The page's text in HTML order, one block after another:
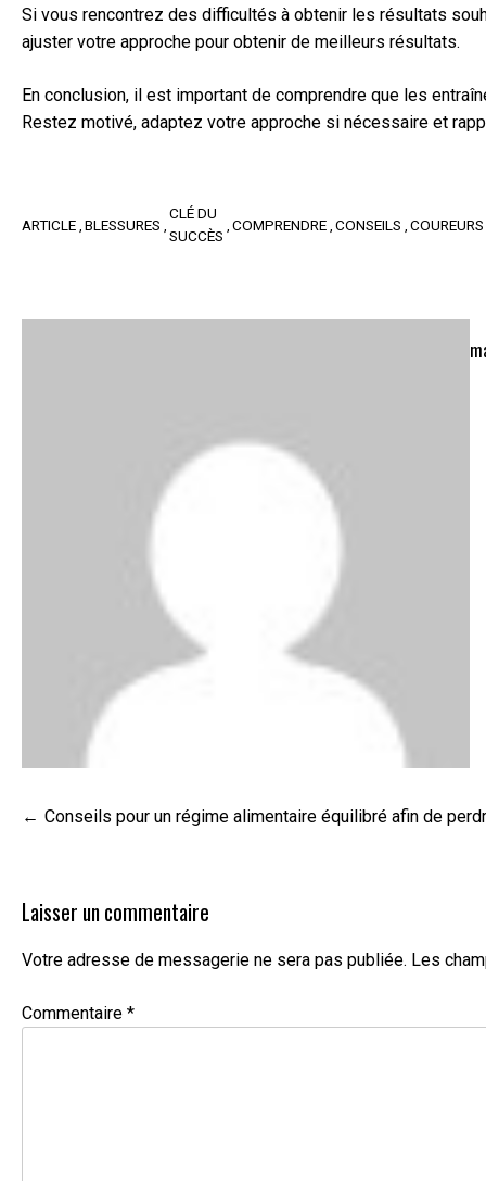
Si vous rencontrez des difficultés à obtenir les résultats
ajuster votre approche pour obtenir de meilleurs résultats.
En conclusion, il est important de comprendre que les
Restez motivé, adaptez votre approche si nécessaire et
ARTICLE BLESSURES
CLÉ DU
SUCCÈS
COMPRENDRE CONSEILS COUREURS
Navigation
Conseils pour un régime alimentaire équilibré afin de
Laisser un commentaire
Votre adresse de messagerie ne sera pas publiée. Les
Commentaire *